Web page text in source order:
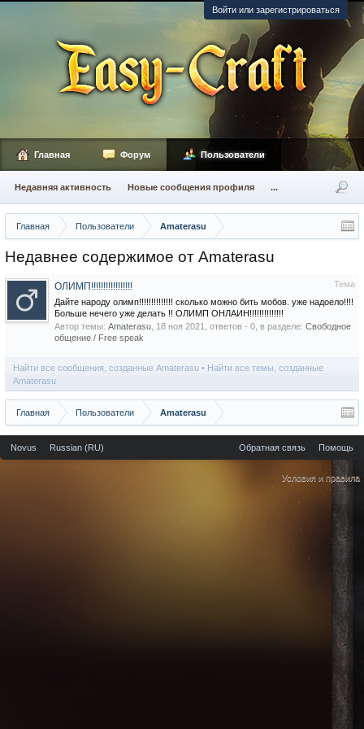
Войти или зарегистрироваться
Главная Пользователи Amaterasu
Недавнее содержимое от Amaterasu
Тема
ОЛИМП!!!!!!!!!!!!!!!!!
Дайте народу олимп!!!!!!!!!!!!!! сколько можно бить мобов. уже надоело!!!!
Больше нечего уже делать !! ОЛИМП ОНЛАИН!!!!!!!!!!!!!!
Автор темы: Amaterasu 18 ноя 2021 , ответов - 0, в разделе: Свободное
общение / Free speak
Найти все сообщения, созданные Amaterasu
Найти все темы, созданные
Amaterasu
Главная Пользователи Amaterasu
Главная Форум Пользователи
Недавняя активность Новые сообщения профиля ...
Novus Russian (RU) Обратная связь Помощь
Условия и правила